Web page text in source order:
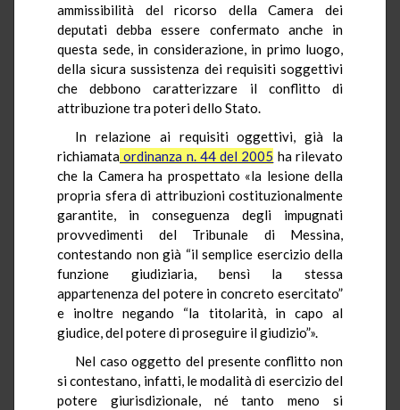
ammissibilità del ricorso della Camera dei
deputati debba essere confermato anche in
questa sede, in considerazione, in primo luogo,
della sicura sussistenza dei requisiti soggettivi
che debbono caratterizzare il conflitto di
attribuzione tra poteri dello Stato.
In relazione ai requisiti oggettivi, già la
richiamata ordinanza n. 44 del 2005 ha rilevato
che la Camera ha prospettato «la lesione della
propria sfera di attribuzioni costituzionalmente
garantite, in conseguenza degli impugnati
provvedimenti del Tribunale di Messina,
contestando non già “il semplice esercizio della
funzione giudiziaria, bensì la stessa
appartenenza del potere in concreto esercitato”
e inoltre negando “la titolarità, in capo al
giudice, del potere di proseguire il giudizio”».
Nel caso oggetto del presente conflitto non
si contestano, infatti, le modalità di esercizio del
potere giurisdizionale, né tanto meno si